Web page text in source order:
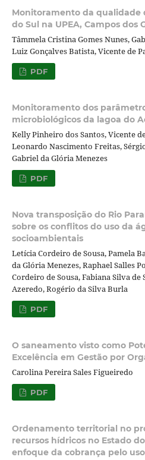
Monitoramento da qualidade
do Sul na UPEA, Campos dos
Tâmmela Cristina Gomes Nunes,
Luiz Gonçalves Batista, Vicente de
PDF
Monitoramento dos
microbiológicos da lagoa do
Kelly Pinheiro dos Santos, Vicente
Leonardo Nascimento Freitas,
Gabriel da Glória Menezes
PDF
Nova transposição do Rio
sobre os conflitos do uso da
socioambientais
Letícia Cordeiro de Sousa, Pamela
da Glória Menezes, Raphael Salles
Cordeiro de Sousa, Fabiana Silva de
Azeredo, Rogério da Silva Burla
PDF
O saneamento visto como
Excelência em Gestão por
Carolina Pereira Sales Figueiredo
PDF
Ordenamento territorial no
recursos hídricos no Estado
enfoque da cobrança pelo